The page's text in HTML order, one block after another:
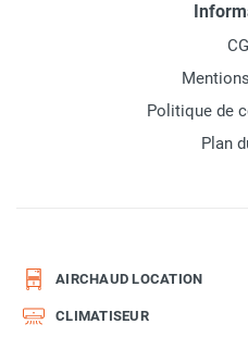
Politique de
Plan
AIRCHAUD LOCATION
CLIMATISEUR